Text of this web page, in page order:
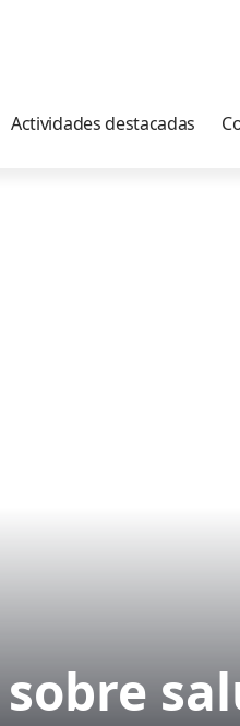
Actividades destacadas